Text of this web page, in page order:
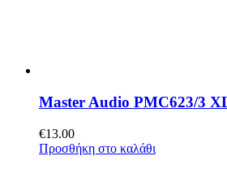
Master Audio PMC623/3
€13.00
Προσθήκη στο καλάθι